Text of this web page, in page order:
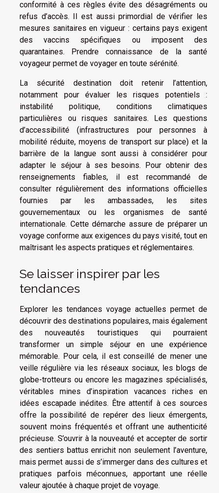
conformité à ces règles évite des désagréments ou
refus d’accès. Il est aussi primordial de vérifier les
mesures sanitaires en vigueur : certains pays exigent
des vaccins spécifiques ou imposent des
quarantaines. Prendre connaissance de la santé
voyageur permet de voyager en toute sérénité.
La sécurité destination doit retenir l’attention,
notamment pour évaluer les risques potentiels :
instabilité politique, conditions climatiques
particulières ou risques sanitaires. Les questions
d’accessibilité (infrastructures pour personnes à
mobilité réduite, moyens de transport sur place) et la
barrière de la langue sont aussi à considérer pour
adapter le séjour à ses besoins. Pour obtenir des
renseignements fiables, il est recommandé de
consulter régulièrement des informations officielles
fournies par les ambassades, les sites
gouvernementaux ou les organismes de santé
internationale. Cette démarche assure de préparer un
voyage conforme aux exigences du pays visité, tout en
maîtrisant les aspects pratiques et réglementaires.
Se laisser inspirer par les
tendances
Explorer les tendances voyage actuelles permet de
découvrir des destinations populaires, mais également
des nouveautés touristiques qui pourraient
transformer un simple séjour en une expérience
mémorable. Pour cela, il est conseillé de mener une
veille régulière via les réseaux sociaux, les blogs de
globe-trotteurs ou encore les magazines spécialisés,
véritables mines d’inspiration vacances riches en
idées escapade inédites. Être attentif à ces sources
offre la possibilité de repérer des lieux émergents,
souvent moins fréquentés et offrant une authenticité
précieuse. S’ouvrir à la nouveauté et accepter de sortir
des sentiers battus enrichit non seulement l’aventure,
mais permet aussi de s’immerger dans des cultures et
pratiques parfois méconnues, apportant une réelle
valeur ajoutée à chaque projet de voyage.